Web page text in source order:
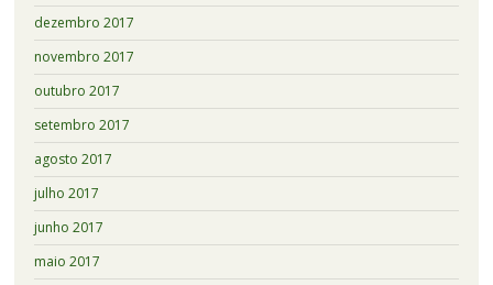
dezembro 2017
novembro 2017
outubro 2017
setembro 2017
agosto 2017
julho 2017
junho 2017
maio 2017